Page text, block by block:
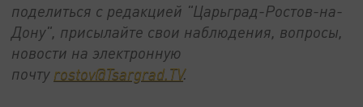
поделиться с редакцией "Царьград-Ростов-на-
Дону", присылайте свои наблюдения, вопросы,
новости на электронную
почту rostov@Tsargrad.ТV.